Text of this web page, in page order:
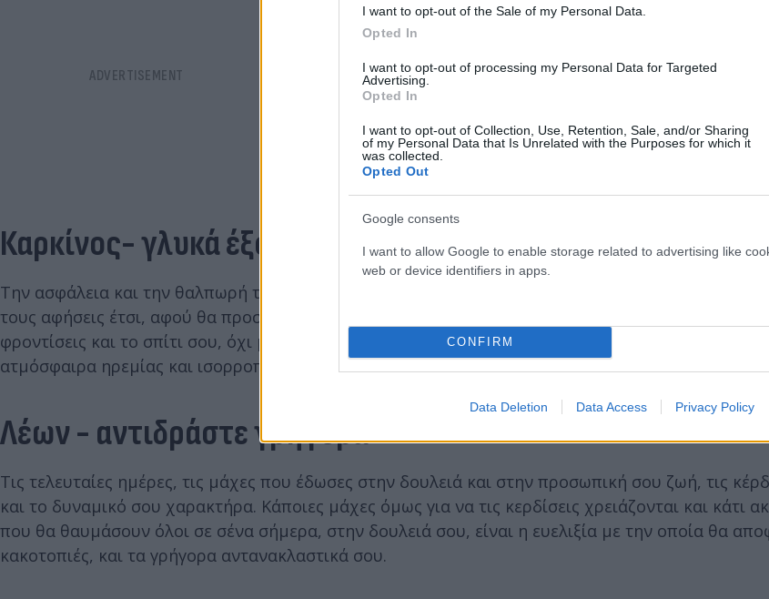
I want to opt-out of the Sale of my Personal Data.
Opted In
I want to opt-out of processing my Personal Data for Targeted
Advertising.
Opted In
I want to opt-out of Collection, Use, Retention, Sale, and/or Sharing
of my Personal Data that Is Unrelated with the Purposes for which it
was collected.
Opted Out
Google consents
I want to allow Google to enable storage related to advertising like
web or device identifiers in apps.
CONFIRM
Data Deletion Data Access Privacy Policy
Καρκίνος- γλυκά έξοδα για το σπίτι
Την ασφάλεια και την θαλπωρή του σπιτιού και τις οικογένειας σου θα αναζητήσεις σήμερα. Κι
τους αφήσεις έτσι, αφού θα προσπαθήσεις να τους ευχαριστήσεις κάνοντας γλυκά έξοδα.
φροντίσεις και το σπίτι σου, όχι μόνο προσθέτοντας μερικές πινελιές στην διακόσμηση,
ατμόσφαιρα ηρεμίας και ισορροπίας.
Λέων - αντιδράστε γρήγορα
Τις τελευταίες ημέρες, τις μάχες που έδωσες στην δουλειά και στην προσωπική σου ζωή, τις
και το δυναμικό σου χαρακτήρα. Κάποιες μάχες όμως για να τις κερδίσεις χρειάζονται και κάτι
που θα θαυμάσουν όλοι σε σένα σήμερα, στην δουλειά σου, είναι η ευελιξία με την οποία θα
κακοτοπιές, και τα γρήγορα αντανακλαστικά σου.